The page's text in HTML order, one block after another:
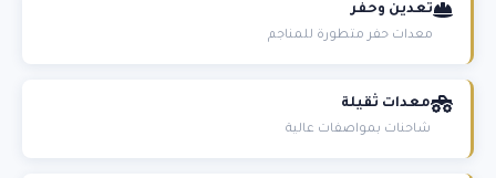
تعدين وحفر
معدات حفر متطورة للمناجم
معدات ثقيلة
شاحنات بمواصفات عالية